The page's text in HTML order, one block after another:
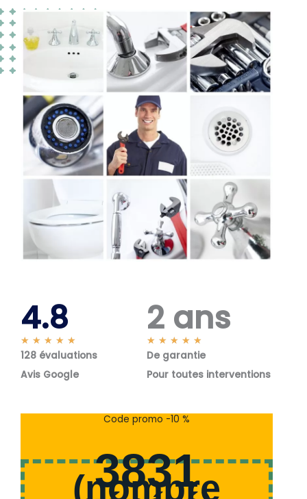
4.8
★ ★ ★ ★ ★
o
s
128 évaluations
Avis Google
2 ans
★ ★ ★ ★ ★
o
s
De garantie
Pour toutes interventions
Code promo -10 %
3831
(nombre